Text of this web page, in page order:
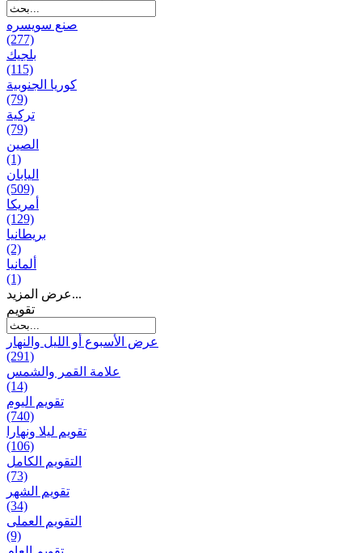
صنع سویسره
(277)
بلجيك
(115)
كوريا الجنوبية
(79)
تركية
(79)
الصين
(1)
اليابان
(509)
أمريكا
(129)
بریطانیا
(2)
ألمانيا
(1)
عرض المزيد...
تقويم
عرض الأسبوع أو الليل والنهار
(291)
علامة القمر والشمس
(14)
تقویم الیوم
(740)
تقويم ليلا ونهارا
(106)
التقويم الكامل
(73)
تقويم الشهر
(34)
التقويم العملی
(9)